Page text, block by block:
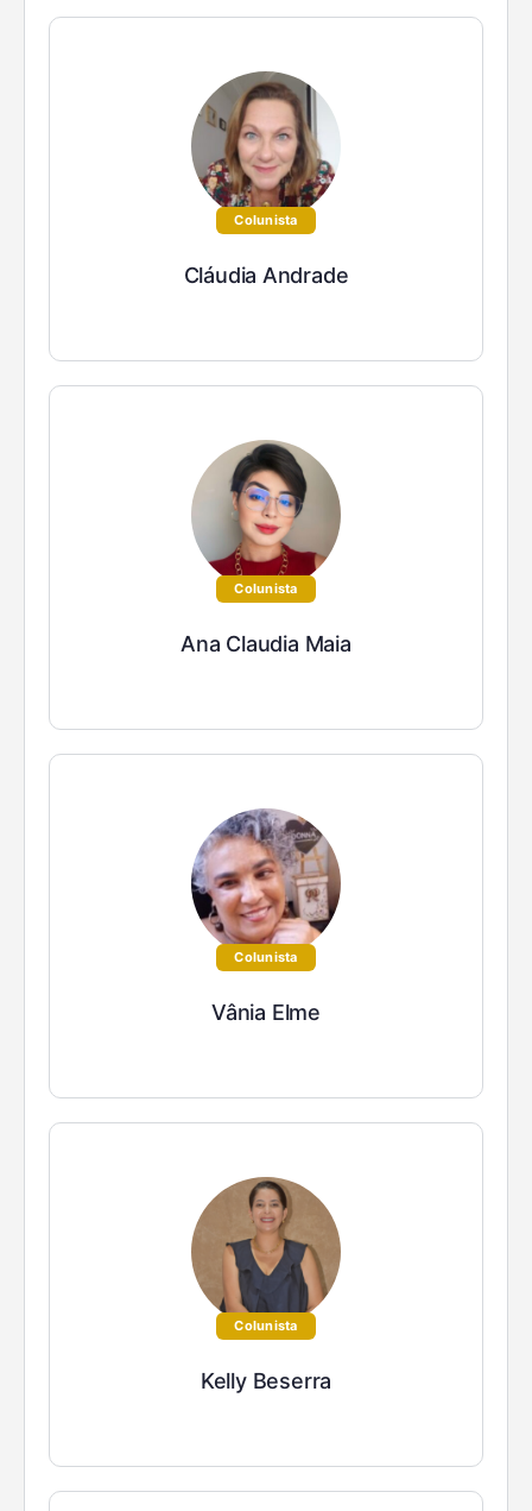
Colunista
Cláudia Andrade
Colunista
Ana Claudia Maia
Colunista
Vânia Elme
Colunista
Kelly Beserra